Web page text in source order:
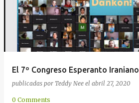
El 7º Congreso Esperanto Iraniano
publicadas por Teddy Nee el abril 27, 2020
0 Comments